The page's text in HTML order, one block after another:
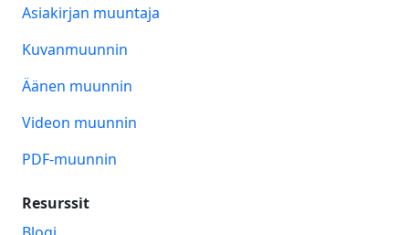
Asiakirjan muuntaja
Kuvanmuunnin
Äänen muunnin
Videon muunnin
PDF-muunnin
Resurssit